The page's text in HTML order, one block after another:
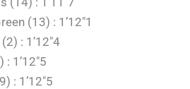
(13) : 1’12″1
: 1’12″4
1’12″5
: 1’12″5